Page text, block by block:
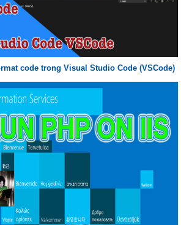
code trong Visual Studio Code (VSCode)